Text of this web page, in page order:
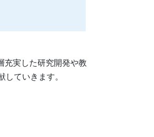
実した研究開発や教
ていきます。